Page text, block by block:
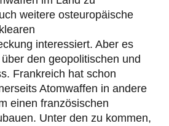
weitere osteuropäische
interessiert. Aber es
den geopolitischen und
Frankreich hat schon
Atomwaffen in andere
einen französischen
Unter den zu kommen,